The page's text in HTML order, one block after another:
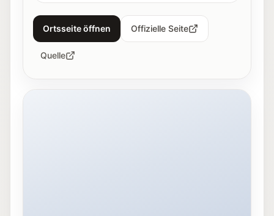
Ortsseite öffnen Offizielle Seite
Quelle
Außenansicht von Hangar-7 in Salzburg bei Nacht.